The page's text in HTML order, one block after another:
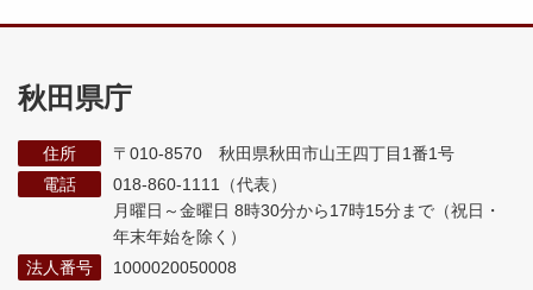
秋田県庁
住所
〒010-8570 秋田県秋田市山王四丁目1番1号
電話
018-860-1111（代表）
月曜日～金曜日 8時30分から17時15分まで （祝日・
年末年始を除く）
法人番号
1000020050008